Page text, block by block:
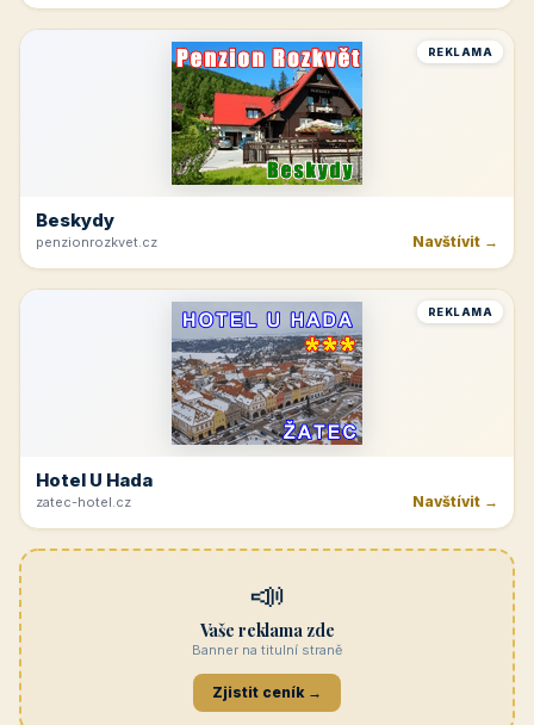
REKLAMA
Beskydy
penzionrozkvet.cz Navštívit →
REKLAMA
Hotel U Hada
zatec-hotel.cz Navštívit →
📣
Vaše reklama zde
Banner na titulní straně
Zjistit ceník →